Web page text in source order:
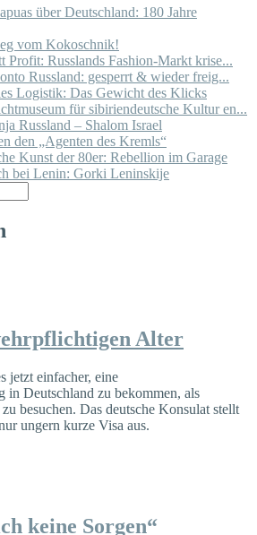
über Deutschland: 180 Jahre
vom Kokoschnik!
Profit: Russlands Fashion-Markt krise...
Russland: gesperrt & wieder freig...
Logistik: Das Gewicht des Klicks
für sibiriendeutsche Kultur en...
Russland – Shalom Israel
den „Agenten des Kremls“
Kunst der 80er: Rebellion im Garage
bei Lenin: Gorki Leninskije
Alter
jetzt einfacher, eine
in Deutschland zu bekommen, als
besuchen. Das deutsche Konsulat stellt
ungern kurze Visa aus.
keine Sorgen“